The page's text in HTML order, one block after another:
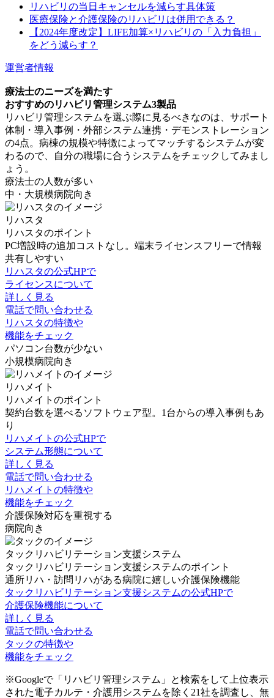
リハビリの当日キャンセルを減らす具体策
医療保険と介護保険のリハビリは併用できる？
【2024年度改定】LIFE加算×リハビリの「入力負担」
をどう減らす？
運営者情報
療法士のニーズを満たす
おすすめのリハビリ管理システム3製品
リハビリ管理システムを選ぶ際に見るべきなのは、サポート
体制・導入事例・外部システム連携・デモンストレーション
の4点。病棟の規模や特徴によってマッチするシステムが変
わるので、自分の職場に合うシステムをチェックしてみまし
ょう。
療法士の人数が多い
中・大規模病院向き
リハスタ
リハスタのポイント
PC増設時の追加コストなし。端末ライセンスフリーで情報
共有しやすい
リハスタの公式HPで
ライセンスについて
詳しく見る
電話で問い合わせる
リハスタの特徴や
機能をチェック
パソコン台数が少ない
小規模病院向き
リハメイト
リハメイトのポイント
契約台数を選べるソフトウェア型。1台からの導入事例もあ
り
リハメイトの公式HPで
システム形態について
詳しく見る
電話で問い合わせる
リハメイトの特徴や
機能をチェック
介護保険対応を重視する
病院向き
タックリハビリテーション支援システム
タックリハビリテーション支援システムのポイント
通所リハ・訪問リハがある病院に嬉しい介護保険機能
タックリハビリテーション支援システムの公式HPで
介護保険機能について
詳しく見る
電話で問い合わせる
タックの特徴や
機能をチェック
※Googleで「リハビリ管理システム」と検索をして上位表示
された電子カルテ・介護用システムを除く21社を調査し、無